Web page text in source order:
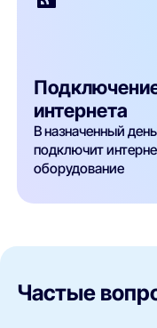
интернета
В назначенный
подключит
оборудование
Частые